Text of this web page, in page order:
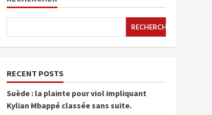
RECHERCHER
RECENT POSTS
Suède : la plainte pour viol impliquant
Kylian Mbappé classée sans suite.